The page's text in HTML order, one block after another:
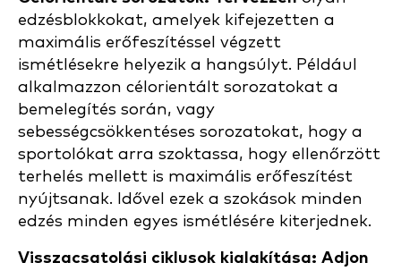
edzésblokkokat, amelyek kifejezetten a
maximális erőfeszítéssel végzett
ismétlésekre helyezik a hangsúlyt. Például
alkalmazzon célorientált sorozatokat a
bemelegítés során, vagy
sebességcsökkentéses sorozatokat, hogy a
sportolókat arra szoktassa, hogy ellenőrzött
terhelés mellett is maximális erőfeszítést
nyújtsanak. Idővel ezek a szokások minden
edzés minden egyes ismétlésére kiterjednek.
Visszacsatolási ciklusok kialakítása: Adjon